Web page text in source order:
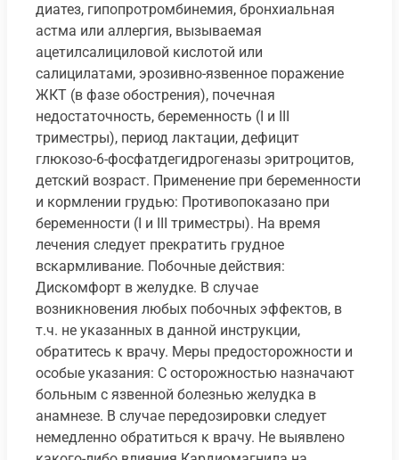
диатез, гипопротромбинемия, бронхиальная
астма или аллергия, вызываемая
ацетилсалициловой кислотой или
салицилатами, эрозивно-язвенное поражение
ЖКТ (в фазе обострения), почечная
недостаточность, беременность (I и III
триместры), период лактации, дефицит
глюкозо-6-фосфатдегидрогеназы эритроцитов,
детский возраст. Применение при беременности
и кормлении грудью: Противопоказано при
беременности (I и III триместры). На время
лечения следует прекратить грудное
вскармливание. Побочные действия:
Дискомфорт в желудке. В случае
возникновения любых побочных эффектов, в
т.ч. не указанных в данной инструкции,
обратитесь к врачу. Меры предосторожности и
особые указания: С осторожностью назначают
больным с язвенной болезнью желудка в
анамнезе. В случае передозировки следует
немедленно обратиться к врачу. Не выявлено